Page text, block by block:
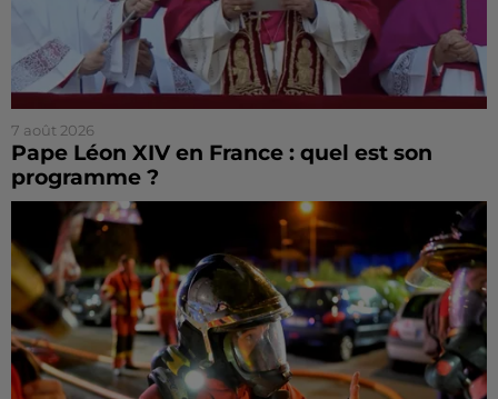
7 août 2026
Pape Léon XIV en France : quel est son
programme ?